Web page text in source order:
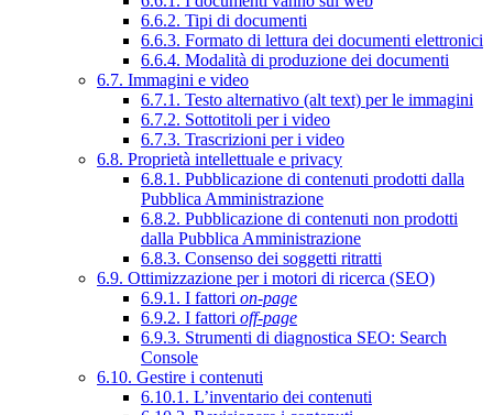
6.6.2. Tipi di documenti
6.6.3. Formato di lettura dei documenti elettronici
6.6.4. Modalità di produzione dei documenti
6.7. Immagini e video
6.7.1. Testo alternativo (alt text) per le immagini
6.7.2. Sottotitoli per i video
6.7.3. Trascrizioni per i video
6.8. Proprietà intellettuale e privacy
6.8.1. Pubblicazione di contenuti prodotti dalla
Pubblica Amministrazione
6.8.2. Pubblicazione di contenuti non prodotti
dalla Pubblica Amministrazione
6.8.3. Consenso dei soggetti ritratti
6.9. Ottimizzazione per i motori di ricerca (SEO)
6.9.1. I fattori on-page
6.9.2. I fattori off-page
6.9.3. Strumenti di diagnostica SEO: Search
Console
6.10. Gestire i contenuti
6.10.1. L’inventario dei contenuti